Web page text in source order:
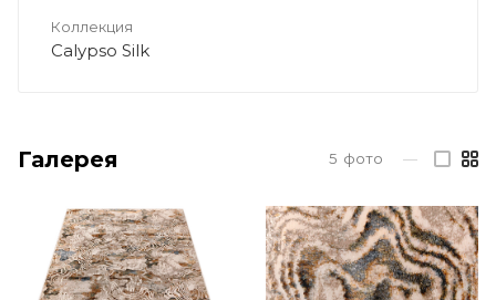
Коллекция
Calypso Silk
Галерея 5 фото —